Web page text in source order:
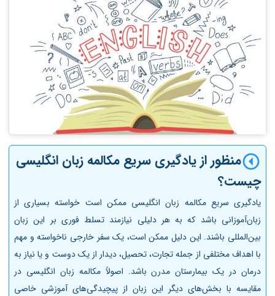
منظور از یادگیری سریع مکالمه زبان انگلیسی
چیست؟
یادگیری سریع مکالمه زبان انگلیسی ممکن است خواسته بسیاری از
زبان‌آموزانی باشد که به هر دلیلی نیازمند تسلط فوری بر این زبان
بین‌المللی باشند. این دلیل ممکن است، یک سفر خارجی ناخواسته و مهم
با اهداف مختلفی از جمله تجارت، تحصیل، دیدار از یک دوست و یا نیاز به
درمان در یک بیمارستان مدرن باشد. اصولاً مکالمه زبان انگلیسی در
مقایسه با بخش‌های دیگر این زبان از پیچیدگی‌های آموزشی خاصی